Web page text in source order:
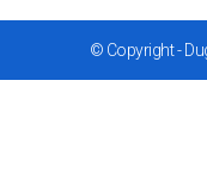
© Copyright -